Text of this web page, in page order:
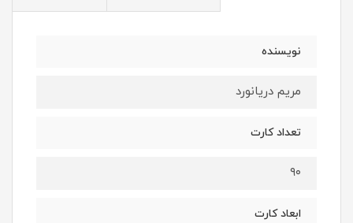
نویسنده
مریم دریانورد
تعداد کارت
۹۰
ابعاد کارت